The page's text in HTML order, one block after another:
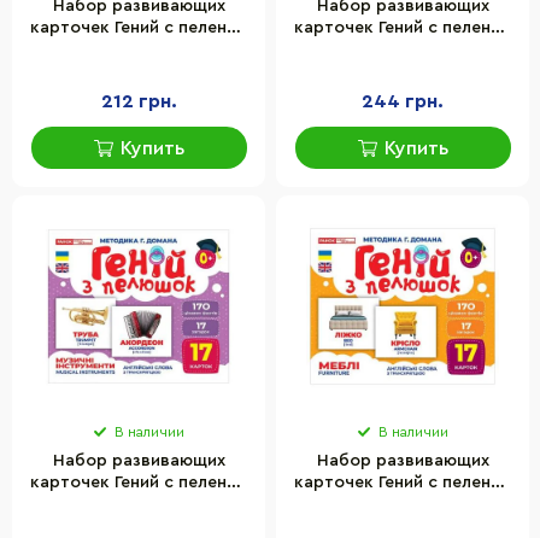
Набор развивающих
карточек Гений с пеленок
212 грн.
Купить
Набор развивающих
карточек Гений с пеленок
17 карточек
244 грн.
Купить
В наличии
Набор развивающих
карточек Гений с пеленок
В наличии
Набор развивающих
карточек Гений с пеленок